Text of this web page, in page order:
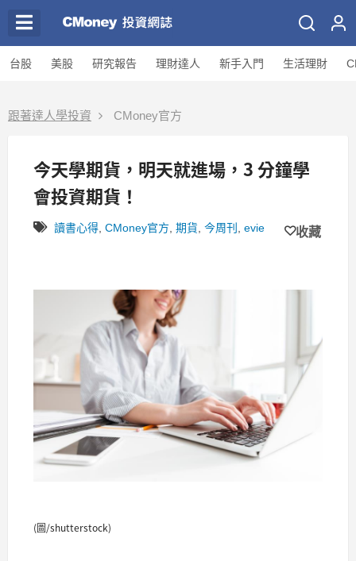
台股 美股 研究報告 理財達人 新手入門 生活理財
跟著達人學投資 CMoney官方
今天學期貨，明天就進場，3 分鐘學
會投資期貨！
讀書心得 CMoney官方 期貨 今周刊 evie 收藏
(圖/shutterstock)